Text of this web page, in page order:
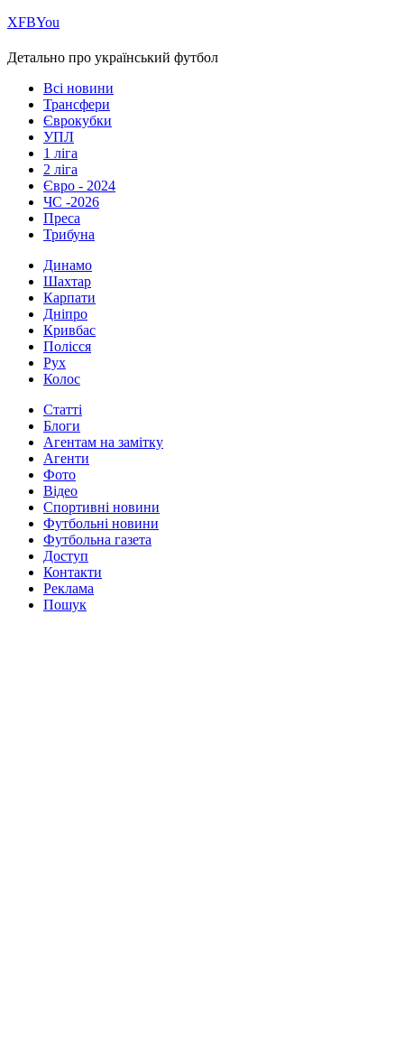
ХFBYou
Детально про український футбол
Всі новини
Трансфери
Єврокубки
УПЛ
1 ліга
2 ліга
Євро - 2024
ЧС -2026
Преса
Трибуна
Динамо
Шахтар
Карпати
Дніпро
Кривбас
Полісся
Рух
Колос
Статті
Блоги
Агентам на замітку
Агенти
Фото
Відео
Спортивні новини
Футбольні новини
Футбольна газета
Доступ
Контакти
Реклама
Пошук